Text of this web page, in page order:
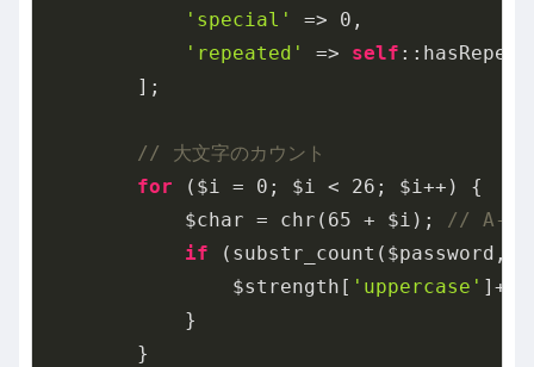
'special'
=> 0 ,
'repeated'
=> self
        ];
// 大文字のカウント
for ($i = 0 ; $i < 26 ; $i++) {
            $char = chr(
65 + $i); // A-Z
if (substr_count($password,
                $strength[
'uppercase' ]++;
            }
        }